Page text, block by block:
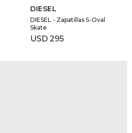
DIESEL
DIESEL - Zapatillas S-Oval
Skate
USD 295